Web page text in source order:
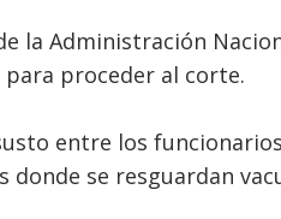
la Administración
proceder al corte.
entre los
donde se resguardan